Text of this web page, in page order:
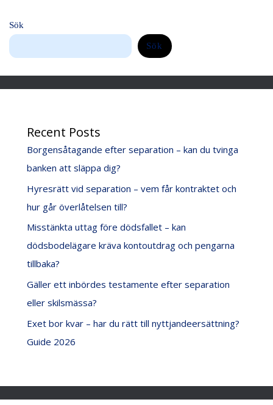
Sök
Sök
Recent Posts
Borgensåtagande efter separation – kan du tvinga
banken att släppa dig?
Hyresrätt vid separation – vem får kontraktet och
hur går överlåtelsen till?
Misstänkta uttag före dödsfallet – kan
dödsbodelägare kräva kontoutdrag och pengarna
tillbaka?
Gäller ett inbördes testamente efter separation
eller skilsmässa?
Exet bor kvar – har du rätt till nyttjandeersättning?
Guide 2026